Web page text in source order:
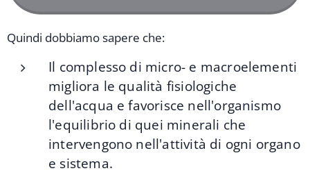
Quindi dobbiamo sapere che:
Il complesso di micro- e macroelementi
migliora le qualità fisiologiche
dell'acqua e favorisce nell'organismo
l'equilibrio di quei minerali che
intervengono nell'attività di ogni organo
e sistema.